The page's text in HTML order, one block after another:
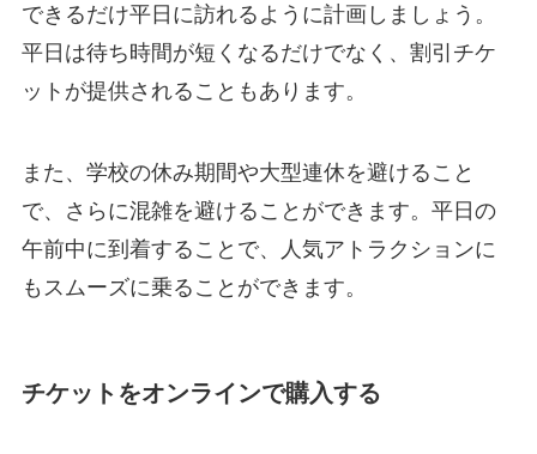
できるだけ平日に訪れるように計画しましょう。
平日は待ち時間が短くなるだけでなく、割引チケ
ットが提供されることもあります。
また、学校の休み期間や大型連休を避けること
で、さらに混雑を避けることができます。平日の
午前中に到着することで、人気アトラクションに
もスムーズに乗ることができます。
チケットをオンラインで購入する